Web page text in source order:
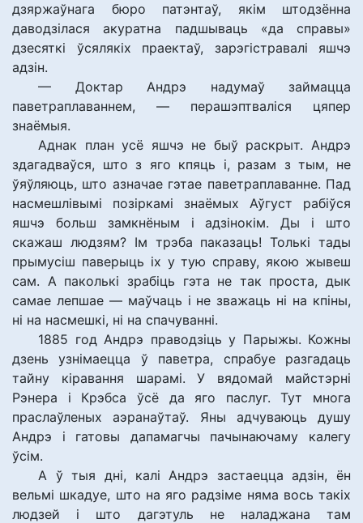
дзяржаўнага бюро патэнтаў, якім штодзённа
даводзілася акуратна падшываць «да справы»
дзесяткі ўсялякіх праектаў, зарэгістравалі яшчэ
адзін.
— Доктар Андрэ надумаў займацца
паветраплаваннем, — перашэптваліся цяпер
знаёмыя.
Аднак план усё яшчэ не быў раскрыт. Андрэ
здагадваўся, што з яго кпяць і, разам з тым, не
ўяўляюць, што азначае гэтае паветраплаванне. Пад
насмешлівымі позіркамі знаёмых Аўгуст рабіўся
яшчэ больш замкнёным і адзінокім. Ды і што
скажаш людзям? Ім трэба паказаць! Толькі тады
прымусіш паверыць іх у тую справу, якою жывеш
сам. А паколькі зрабіць гэта не так проста, дык
самае лепшае — маўчаць і не зважаць ні на кпіны,
ні на насмешкі, ні на спачуванні.
1885 год Андрэ праводзіць у Парыжы. Кожны
дзень узнімаецца ў паветра, спрабуе разгадаць
тайну кіравання шарамі. У вядомай майстэрні
Рэнера і Крэбса ўсё да яго паслуг. Тут многа
праслаўленых аэранаўтаў. Яны адчуваюць душу
Андрэ і гатовы дапамагчы пачынаючаму калегу
ўсім.
А ў тыя дні, калі Андрэ застаецца адзін, ён
вельмі шкадуе, што на яго радзіме няма вось такіх
людзей і што дагэтуль не наладжана там